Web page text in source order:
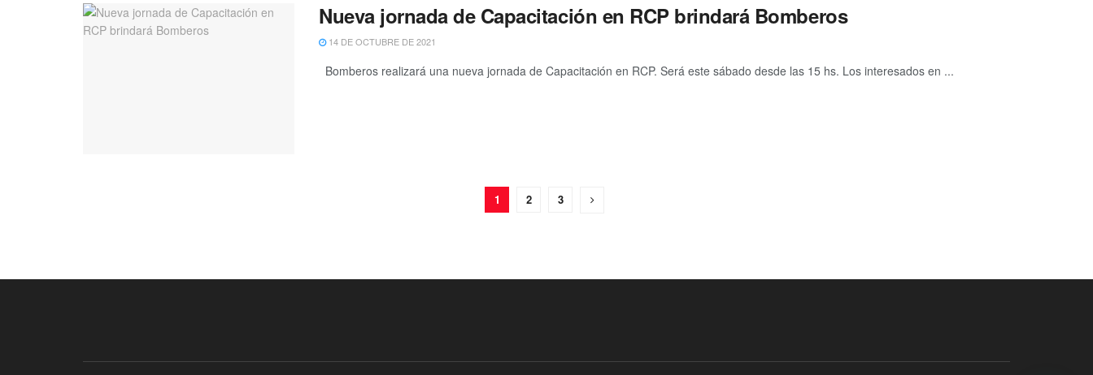
Nueva jornada de Capacitación en RCP brindará Bomberos
14 DE OCTUBRE DE 2021
Bomberos realizará una nueva jornada de Capacitación en RCP. Será este sábado desde las 15 hs. Los interesados en ...
1 2 3